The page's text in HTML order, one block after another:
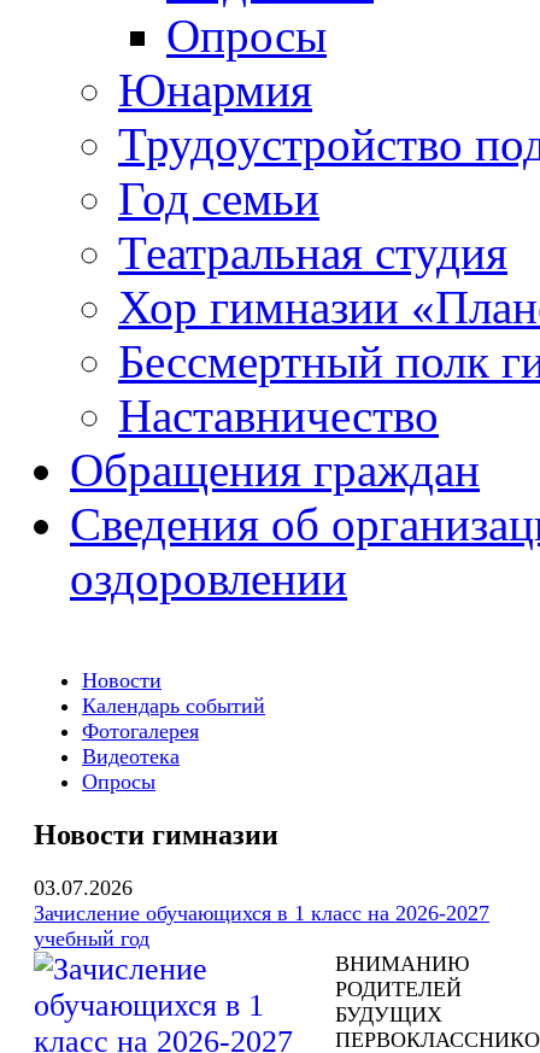
Опросы
Юнармия
Трудоустройство
Год семьи
Театральная студия
Хор гимназии
Бессмертный полк
Наставничество
Обращения граждан
Сведения об
оздоровлении
Новости
Календарь событий
Фотогалерея
Видеотека
Опросы
Новости гимназии
03.07.2026
Зачисление обучающихся в 1 класс на 2026-2027
учебный год
ВНИМАНИЮ
РОДИТЕЛЕЙ
БУДУЩИХ